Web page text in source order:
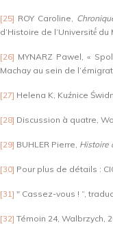
[25] ROY Caroline,
d’Histoire de l’Université́
[26] MYNARZ Pawel, «
Machay au sein de
[27] Helena K, Kuźnice
[28] Discussion à quatre,
[29] BUHLER Pierre, Histoire
[30] Pour plus de détails :
[31] " Cassez-vous ! “,
[32] Témoin 24, Walbrzych,